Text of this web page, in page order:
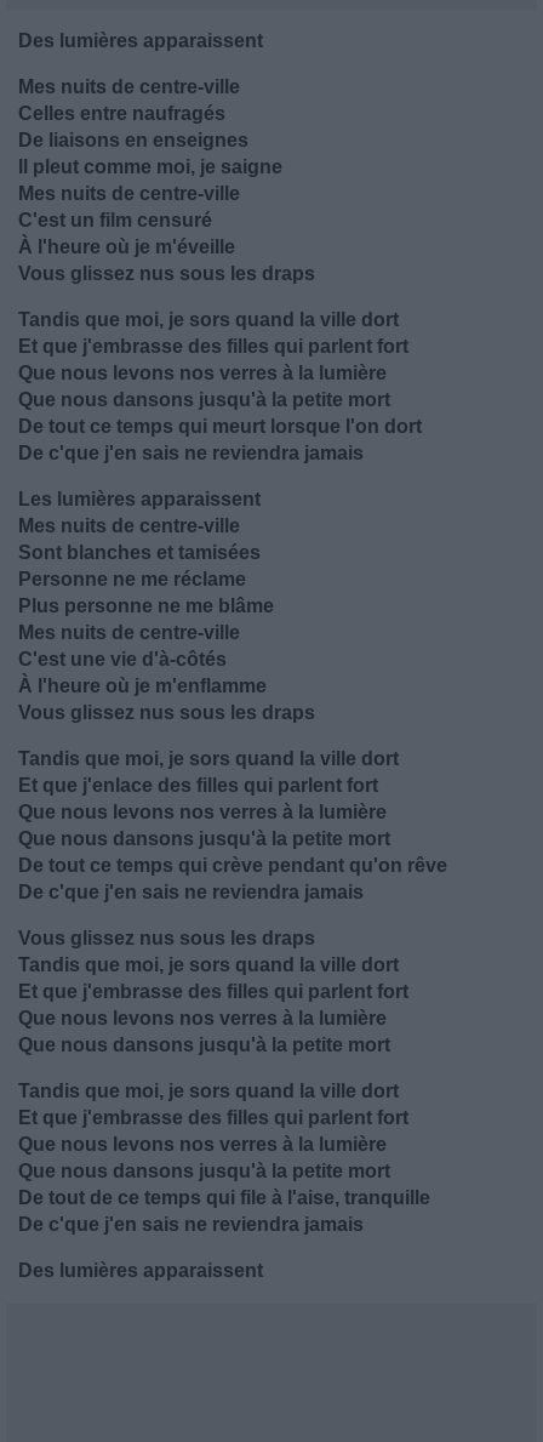
Des lumières apparaissent
Mes nuits de centre-ville
Celles entre naufragés
De liaisons en enseignes
Il pleut comme moi, je saigne
Mes nuits de centre-ville
C'est un film censuré
À l'heure où je m'éveille
Vous glissez nus sous les draps
Tandis que moi, je sors quand la ville dort
Et que j'embrasse des filles qui parlent fort
Que nous levons nos verres à la lumière
Que nous dansons jusqu'à la petite mort
De tout ce temps qui meurt lorsque l'on dort
De c'que j'en sais ne reviendra jamais
Les lumières apparaissent
Mes nuits de centre-ville
Sont blanches et tamisées
Personne ne me réclame
Plus personne ne me blâme
Mes nuits de centre-ville
C'est une vie d'à-côtés
À l'heure où je m'enflamme
Vous glissez nus sous les draps
Tandis que moi, je sors quand la ville dort
Et que j'enlace des filles qui parlent fort
Que nous levons nos verres à la lumière
Que nous dansons jusqu'à la petite mort
De tout ce temps qui crève pendant qu'on rêve
De c'que j'en sais ne reviendra jamais
Vous glissez nus sous les draps
Tandis que moi, je sors quand la ville dort
Et que j'embrasse des filles qui parlent fort
Que nous levons nos verres à la lumière
Que nous dansons jusqu'à la petite mort
Tandis que moi, je sors quand la ville dort
Et que j'embrasse des filles qui parlent fort
Que nous levons nos verres à la lumière
Que nous dansons jusqu'à la petite mort
De tout de ce temps qui file à l'aise, tranquille
De c'que j'en sais ne reviendra jamais
Des lumières apparaissent